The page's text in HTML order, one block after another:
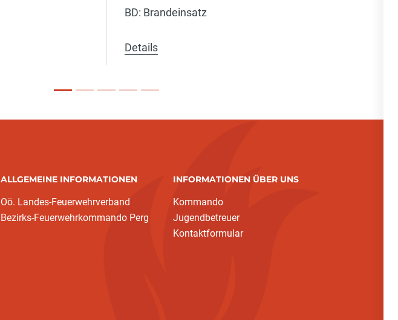
BD: Brandeinsatz
Details
ALLGEMEINE INFORMATIONEN
Oö. Landes-Feuerwehrverband
Bezirks-Feuerwehrkommando Perg
INFORMATIONEN ÜBER UNS
Kommando
Jugendbetreuer
Kontaktformular